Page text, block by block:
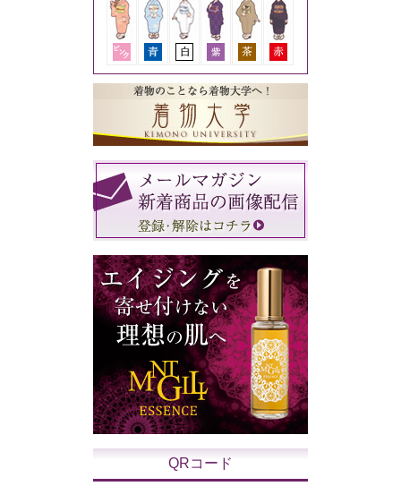
QRコード